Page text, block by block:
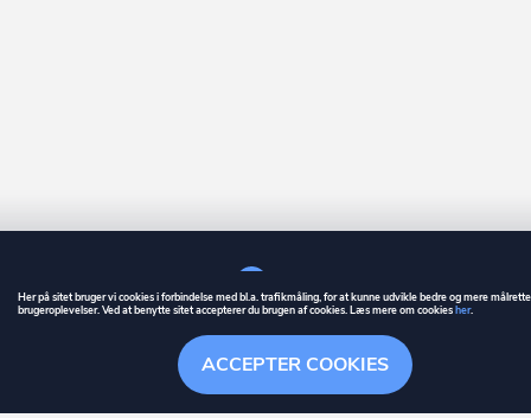
Søgehistorik Menu
er et registreret varemærke tilhørende ownr ApS – CVR nr.: 36 40 88
Stationsparken 26. 2., 2600 Glostrup, info@ownr.dk
ACCEPTER COOKIES
Her på sitet bruger vi cookies i forbindelse med bl.a. trafikmåling, for at kunne udvikle bedre og mere
brugeroplevelser. Ved at benytte sitet accepterer du brugen af cookies. Læs mere om cookiesher.